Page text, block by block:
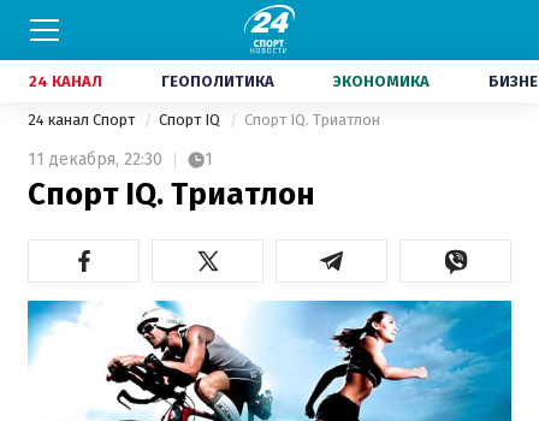
24 КАНАЛ ГЕОПОЛИТИКА ЭКОНОМИКА
24 канал Спорт Спорт IQ Спорт IQ. Триатлон
11 декабря, 22:30 1
Спорт IQ. Триатлон